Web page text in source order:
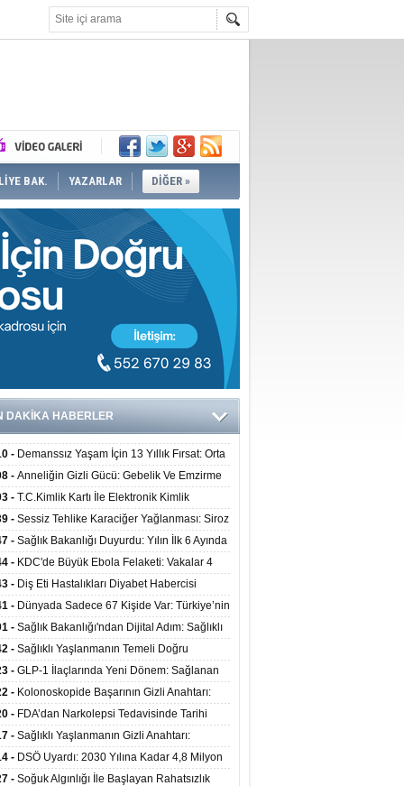
BAK. YAZARLAR DİĞER »
DAKİKA HABERLER
- Demanssız Yaşam İçin 13 Yıllık Fırsat: Orta
Yaşam Tarzı Beyin Sağlığını Belirliyor
- Anneliğin Gizli Gücü: Gebelik Ve Emzirme
Dayanıklılığı Artırabilir Mi?
- T.C.Kimlik Kartı İle Elektronik Kimlik
Yöntemi (Biyometrik Kimlik Doğrulama
07.08.2026
- Sessiz Tehlike Karaciğer Yağlanması: Siroz
Krizine Davetiye Çıkarıyor!
- Sağlık Bakanlığı Duyurdu: Yılın İlk 6 Ayında
Fazla Hasta Hiperbarik Oksijen Tedavisi
- KDC'de Büyük Ebola Felaketi: Vakalar 4
Virüste Mutasyon Şüphesi!
- Diş Eti Hastalıkları Diyabet Habercisi
Ağız Sağlığı Ve Şeker Arasındaki Çift Yönlü
- Dünyada Sadece 67 Kişide Var: Türkiye’nin
Sendromu Vakası Diyarbakır’da
Edildi
- Sağlık Bakanlığı'ndan Dijital Adım: Sağlıklı
Merkezlerinde Uzaktan Danışmanlık Dönemi
- Sağlıklı Yaşlanmanın Temeli Doğru
Geçiyor: İleri Yaşta Hangi Besin
İhtiyaç Duyuluyor?
- GLP-1 İlaçlarında Yeni Dönem: Sağlanan
Yalnızca Kilo Kaybıyla Sınırlı Değil
- Kolonoskopide Başarının Gizli Anahtarı:
Bağırsak Temizliği Poliplerin Gözden
Neden Oluyor
- FDA’dan Narkolepsi Tedavisinde Tarihi
Oreksin Sistemini Hedefleyen İlk İlaç
Sunuldu
- Sağlıklı Yaşlanmanın Gizli Anahtarı:
Kuvvet Antrenmanı Kas Ve Kemik Sağlığını
- DSÖ Uyardı: 2030 Yılına Kadar 4,8 Milyon
ve Ebe Açığı Oluşabilir
- Soğuk Algınlığı İle Başlayan Rahatsızlık